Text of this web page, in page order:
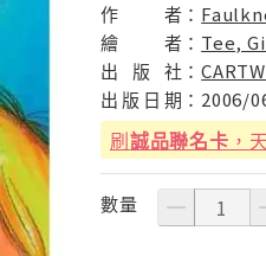
作 者：
繪
者： Tee,
出
版 社：
出 版 日 期： 2006/
刷誠品聯名卡 ，
數量